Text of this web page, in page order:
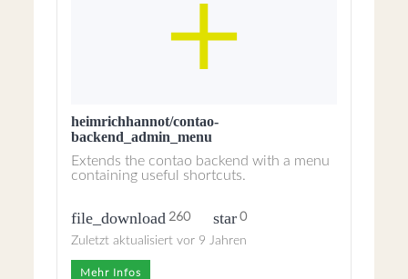
heimrichhannot/contao-
backend_admin_menu
Extends the contao backend with a menu
containing useful shortcuts.
file_download 260 star 0
Zuletzt aktualisiert vor 9 Jahren
Mehr Infos